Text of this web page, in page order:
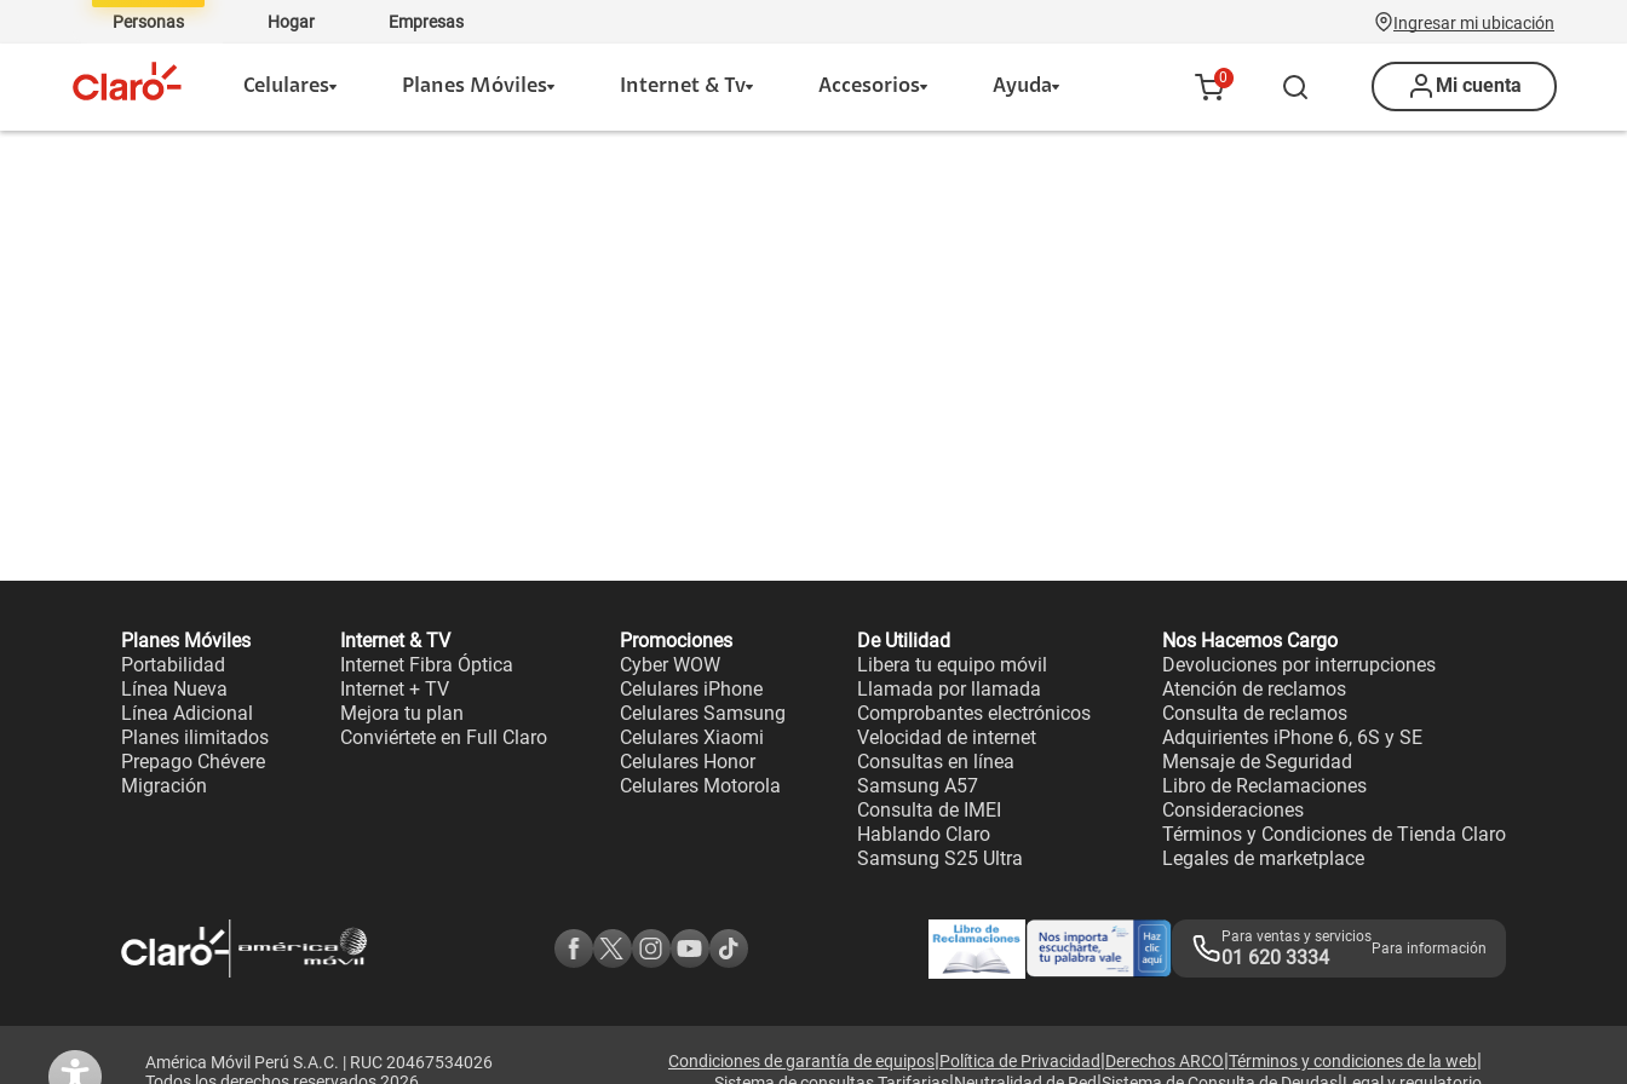
Personas Hogar Empresas Ingresar mi ubicación
Celulares Planes Móviles Internet & Tv Accesorios Ayuda 0 Mi cuenta
Planes Móviles
Portabilidad
Línea Nueva
Línea Adicional
Planes ilimitados
Prepago Chévere
Migración
Internet & TV
Internet Fibra Óptica
Internet + TV
Mejora tu plan
Conviértete en Full Claro
Promociones
Cyber WOW
Celulares iPhone
Celulares Samsung
Celulares Xiaomi
Celulares Honor
Celulares Motorola
De Utilidad
Libera tu equipo móvil
Llamada por llamada
Comprobantes electrónicos
Velocidad de internet
Consultas en línea
Samsung A57
Consulta de IMEI
Hablando Claro
Samsung S25 Ultra
Nos Hacemos Cargo
Devoluciones por interrupciones
Atención de reclamos
Consulta de reclamos
Adquirientes iPhone 6, 6S y SE
Mensaje de Seguridad
Libro de Reclamaciones
Consideraciones
Términos y Condiciones de Tienda Claro
Legales de marketplace
Para ventas y servicios
01 620 3334 Para información
América Móvil Perú S.A.C. | RUC 20467534026
Condiciones de garantía de equipos|Política de Privacidad|Derechos ARCO|Términos y condiciones de la web|